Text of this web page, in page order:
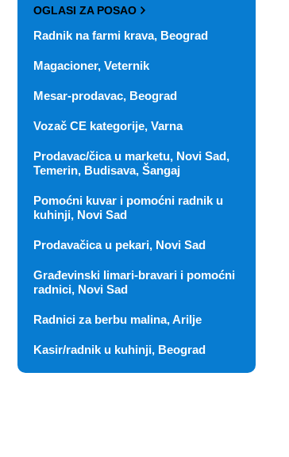
OGLASI ZA POSAO
Radnik na farmi krava, Beograd
Magacioner, Veternik
Mesar-prodavac, Beograd
Vozač CE kategorije, Varna
Prodavac/čica u marketu, Novi Sad,
Temerin, Budisava, Šangaj
Pomoćni kuvar i pomoćni radnik u
kuhinji, Novi Sad
Prodavačica u pekari, Novi Sad
Građevinski limari-bravari i pomoćni
radnici, Novi Sad
Radnici za berbu malina, Arilje
Kasir/radnik u kuhinji, Beograd